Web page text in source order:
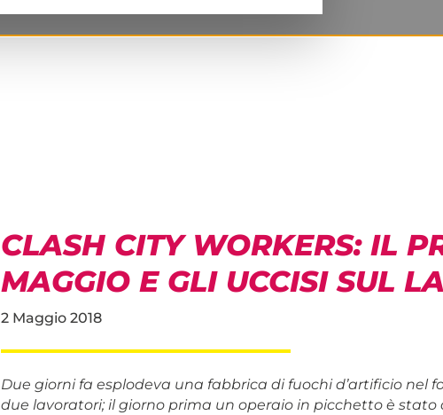
CLASH CITY WORKERS: IL
MAGGIO E GLI UCCISI SUL
2 Maggio 2018
Due giorni fa esplodeva una fabbrica di fuochi d’artificio nel
due lavoratori; il giorno prima un operaio in picchetto è stato